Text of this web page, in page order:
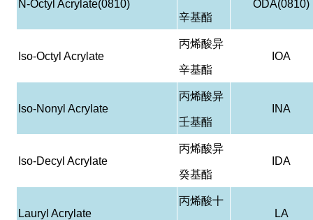
N-Octyl Acrylate(0810)
辛基酯
ODA(0810)
Iso-Octyl Acrylate
丙烯酸异
辛基酯
IOA
Iso-Nonyl Acrylate
丙烯酸异
壬基酯
INA
Iso-Decyl Acrylate
丙烯酸异
癸基酯
IDA
Lauryl Acrylate
丙烯酸十
LA